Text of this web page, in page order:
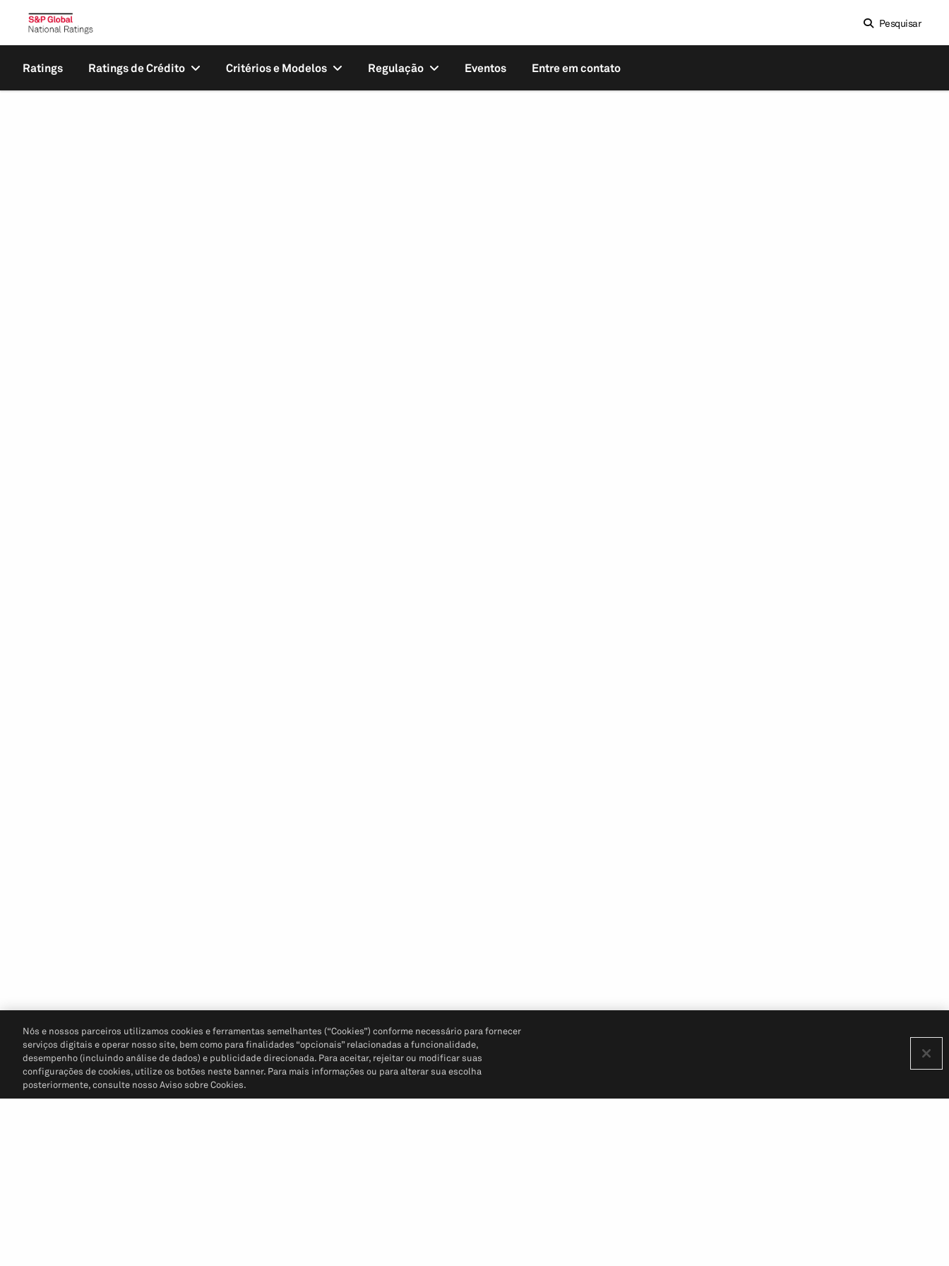
Pesquisar
Ratings Ratings de Crédito Critérios e Modelos Regulação Eventos Entre em contato
Nós e nossos parceiros utilizamos cookies e ferramentas semelhantes (“Cookies”) conforme necessário para fornecer
serviços digitais e operar nosso site, bem como para finalidades “opcionais” relacionadas a funcionalidade,
desempenho (incluindo análise de dados) e publicidade direcionada. Para aceitar, rejeitar ou modificar suas
configurações de cookies, utilize os botões neste banner. Para mais informações ou para alterar sua escolha
posteriormente, consulte nosso Aviso sobre Cookies.